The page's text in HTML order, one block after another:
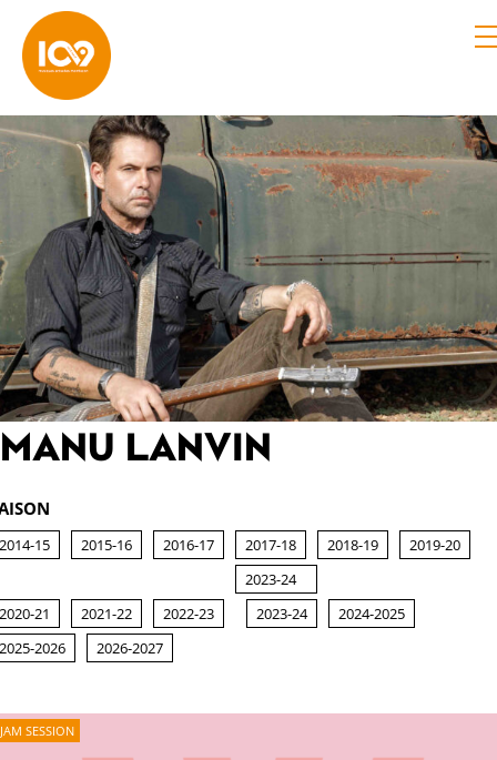
MANU LANVIN
2014-15 2015-16 2016-17 2017-18 2018-19 2019-20
2020-21 2021-22 2022-23
2023-24
2023-24
2024-2025
2025-2026
2026-2027
JAM SESSION